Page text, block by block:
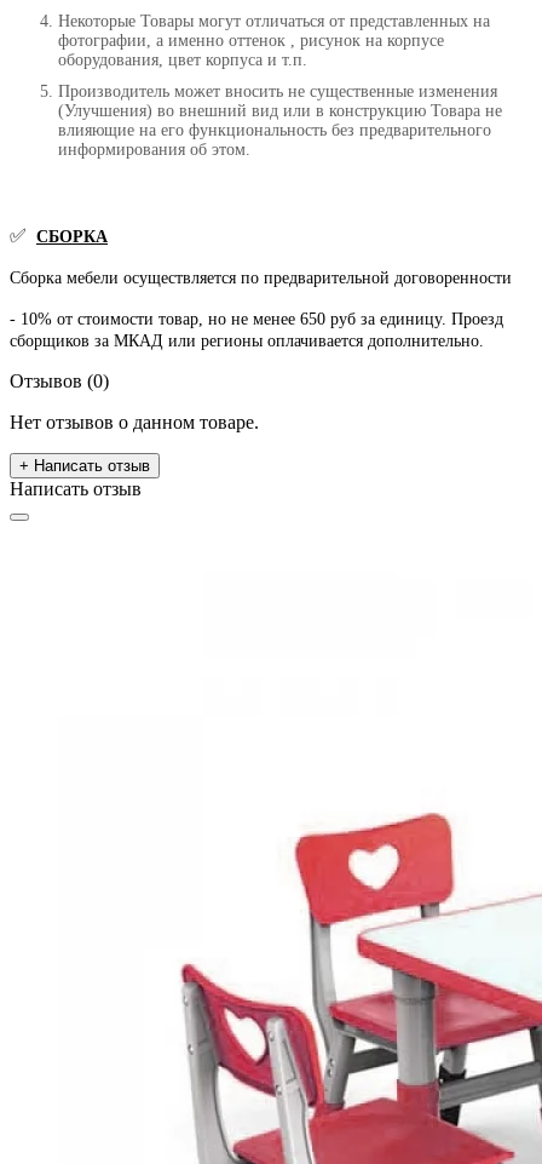
Некоторые Товары могут отличаться от представленных на
фотографии, а именно оттенок , рисунок на корпусе
оборудования, цвет корпуса и т.п.
Производитель может вносить не существенные изменения
(Улучшения) во внешний вид или в конструкцию Товара не
влияющие на его функциональность без предварительного
информирования об этом.
✅ СБОРКА
Сборка мебели осуществляется по предварительной договоренности
- 10% от стоимости товар, но не менее 650 руб за единицу. Проезд
сборщиков за МКАД или регионы оплачивается дополнительно.
Отзывов (0)
Нет отзывов о данном товаре.
+ Написать отзыв
Написать отзыв